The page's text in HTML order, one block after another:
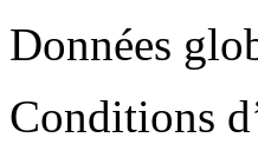
Données
Conditions